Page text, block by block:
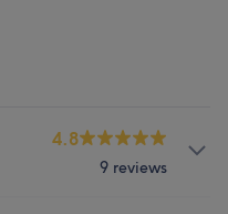
4.8
9 reviews